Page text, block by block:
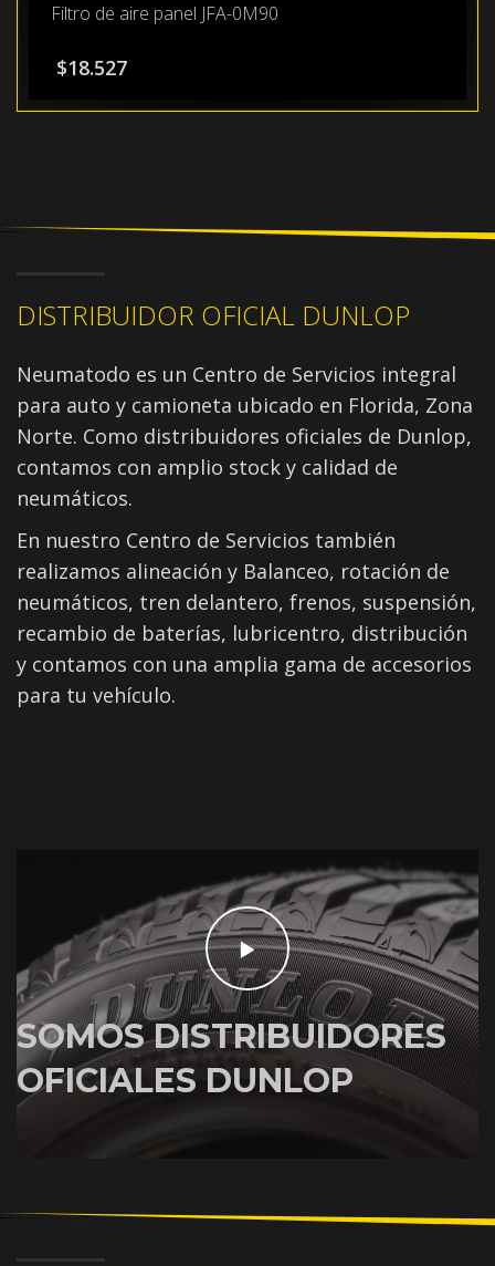
Filtro de aire panel JFA-0M90
$18.527
DISTRIBUIDOR OFICIAL DUNLOP
Neumatodo es un Centro de Servicios integral
para auto y camioneta ubicado en Florida, Zona
Norte. Como distribuidores oficiales de Dunlop,
contamos con amplio stock y calidad de
neumáticos.
En nuestro Centro de Servicios también
realizamos alineación y Balanceo, rotación de
neumáticos, tren delantero, frenos, suspensión,
recambio de baterías, lubricentro, distribución
y contamos con una amplia gama de accesorios
para tu vehículo.
SOMOS DISTRIBUIDORES
OFICIALES DUNLOP